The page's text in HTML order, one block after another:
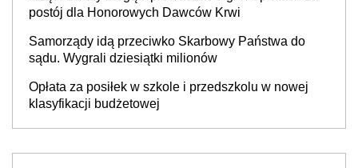
postój dla Honorowych Dawców Krwi
Samorządy idą przeciwko Skarbowy Państwa do
sądu. Wygrali dziesiątki milionów
Opłata za posiłek w szkole i przedszkolu w nowej
klasyfikacji budżetowej